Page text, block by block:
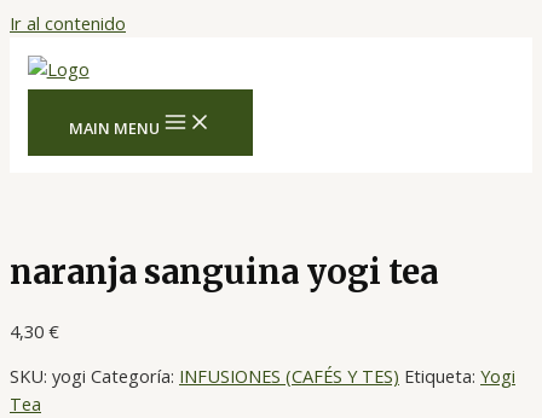
Ir al contenido
MAIN MENU
naranja sanguina yogi tea
4,30 €
SKU: yogi Categoría: INFUSIONES (CAFÉS Y TES) Etiqueta: Yogi
Tea